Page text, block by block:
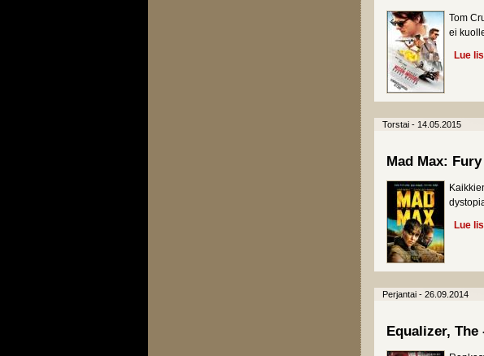
Tom
ei
Lue
Torstai - 14.05.2015
Mad Max:
Lue
Perjantai - 26.09.2014
Equalizer,